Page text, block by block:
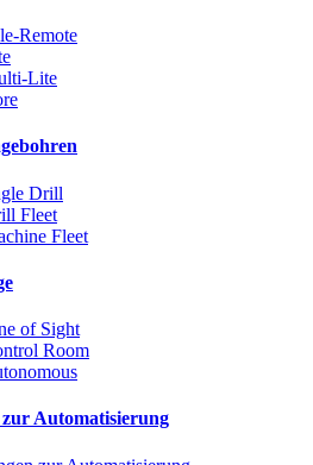
Remote
Lite
Drill
Fleet
Fleet
of Sight
Room
Automatisierung